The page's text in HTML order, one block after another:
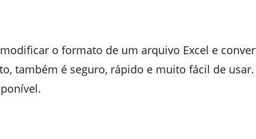
o formato de um arquivo Excel e
também é seguro, rápido e muito fácil de